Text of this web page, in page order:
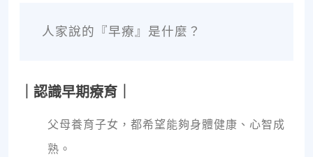
人家說的『早療』是什麼？
｜認識早期療育｜
父母養育子女，都希望能夠身體健康、心智成
熟。